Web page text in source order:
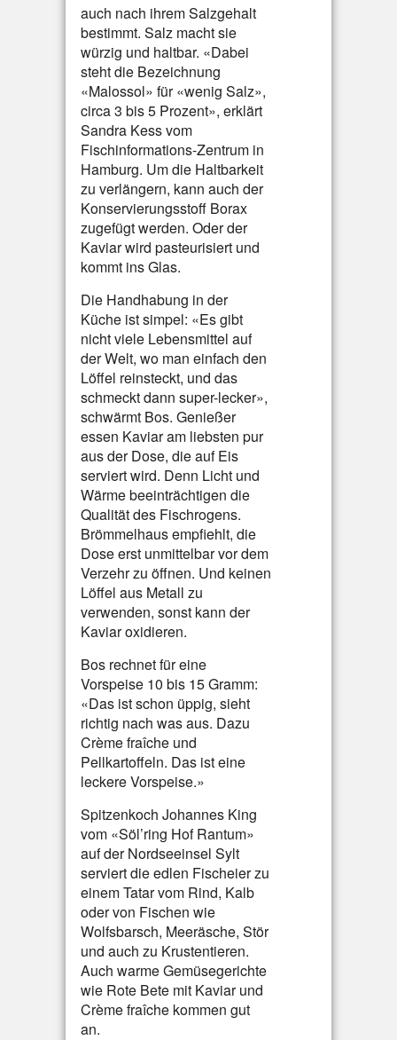
auch nach ihrem Salzgehalt
bestimmt. Salz macht sie
würzig und haltbar. «Dabei
steht die Bezeichnung
«Malossol» für «wenig Salz»,
circa 3 bis 5 Prozent», erklärt
Sandra Kess vom
Fischinformations-Zentrum in
Hamburg. Um die Haltbarkeit
zu verlängern, kann auch der
Konservierungsstoff Borax
zugefügt werden. Oder der
Kaviar wird pasteurisiert und
kommt ins Glas.
Die Handhabung in der
Küche ist simpel: «Es gibt
nicht viele Lebensmittel auf
der Welt, wo man einfach den
Löffel reinsteckt, und das
schmeckt dann super-lecker»,
schwärmt Bos. Genießer
essen Kaviar am liebsten pur
aus der Dose, die auf Eis
serviert wird. Denn Licht und
Wärme beeinträchtigen die
Qualität des Fischrogens.
Brömmelhaus empfiehlt, die
Dose erst unmittelbar vor dem
Verzehr zu öffnen. Und keinen
Löffel aus Metall zu
verwenden, sonst kann der
Kaviar oxidieren.
Bos rechnet für eine
Vorspeise 10 bis 15 Gramm:
«Das ist schon üppig, sieht
richtig nach was aus. Dazu
Crème fraîche und
Pellkartoffeln. Das ist eine
leckere Vorspeise.»
Spitzenkoch Johannes King
vom «Söl’ring Hof Rantum»
auf der Nordseeinsel Sylt
serviert die edlen Fischeier zu
einem Tatar vom Rind, Kalb
oder von Fischen wie
Wolfsbarsch, Meeräsche, Stör
und auch zu Krustentieren.
Auch warme Gemüsegerichte
wie Rote Bete mit Kaviar und
Crème fraîche kommen gut
an.